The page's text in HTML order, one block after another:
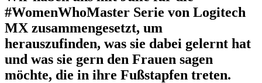
#WomenWhoMaster Serie von Logitech
MX zusammengesetzt, um
herauszufinden, was sie dabei gelernt hat
und was sie gern den Frauen sagen
möchte, die in ihre Fußstapfen treten.